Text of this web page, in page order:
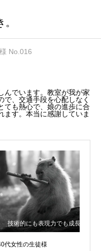
演奏紹介
No.016
んでいます。教室が我が家
、交通手段を心配しなく
ても熱心で、娘の進歩に合
ます。本当に感謝していま
代女性の生徒様
技術的にも表現力でも成長